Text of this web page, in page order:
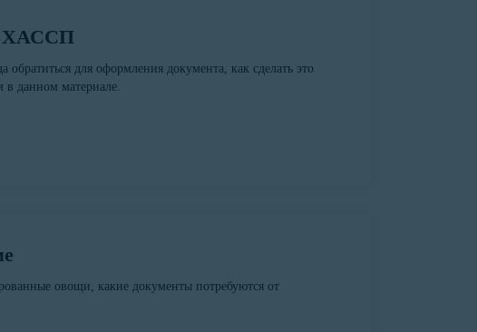
ХАССП
для оформления документа, как сделать это
в данном материале.
овощи, какие документы потребуются от